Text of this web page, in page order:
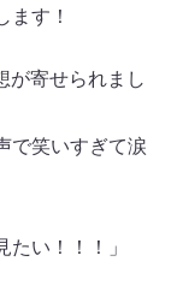
ます！
が寄せられまし
で笑いすぎて涙
たい！！！」